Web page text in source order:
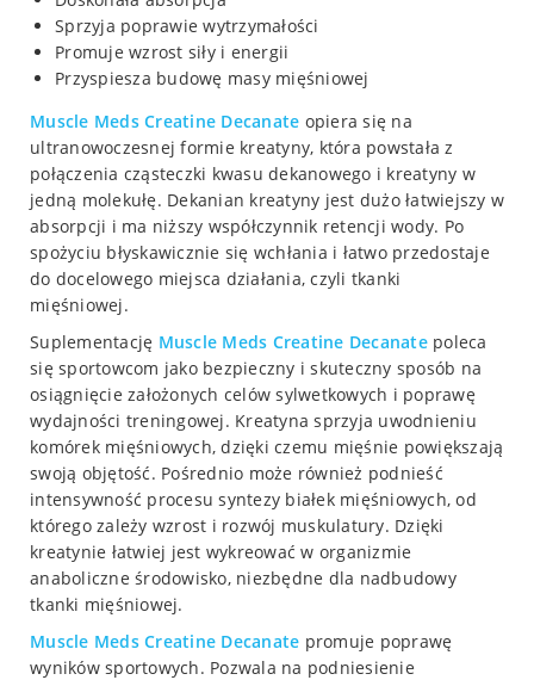
Sprzyja poprawie wytrzymałości
Promuje wzrost siły i energii
Przyspiesza budowę masy mięśniowej
Muscle Meds Creatine Decanate opiera się na
ultranowoczesnej formie kreatyny, która powstała z
połączenia cząsteczki kwasu dekanowego i kreatyny w
jedną molekułę. Dekanian kreatyny jest dużo łatwiejszy w
absorpcji i ma niższy współczynnik retencji wody. Po
spożyciu błyskawicznie się wchłania i łatwo przedostaje
do docelowego miejsca działania, czyli tkanki
mięśniowej.
Suplementację Muscle Meds Creatine Decanate poleca
się sportowcom jako bezpieczny i skuteczny sposób na
osiągnięcie założonych celów sylwetkowych i poprawę
wydajności treningowej. Kreatyna sprzyja uwodnieniu
komórek mięśniowych, dzięki czemu mięśnie powiększają
swoją objętość. Pośrednio może również podnieść
intensywność procesu syntezy białek mięśniowych, od
którego zależy wzrost i rozwój muskulatury. Dzięki
kreatynie łatwiej jest wykreować w organizmie
anaboliczne środowisko, niezbędne dla nadbudowy
tkanki mięśniowej.
Muscle Meds Creatine Decanate promuje poprawę
wyników sportowych. Pozwala na podniesienie